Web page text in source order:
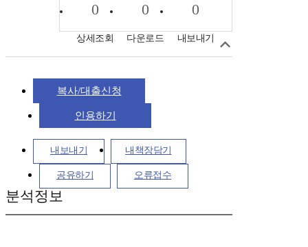
0
상세조회
0
다운로드
0
내보내기
복사/대출신청
인용하기
내보내기 내책장담기
공유하기 오류접수
분석정보